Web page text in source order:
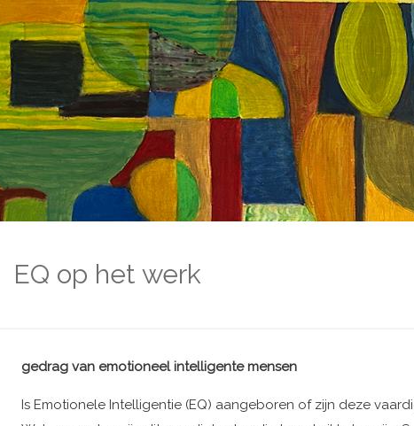
EQ op het werk
gedrag van emotioneel intelligente mensen
Is Emotionele Intelligentie (EQ) aangeboren of zijn deze